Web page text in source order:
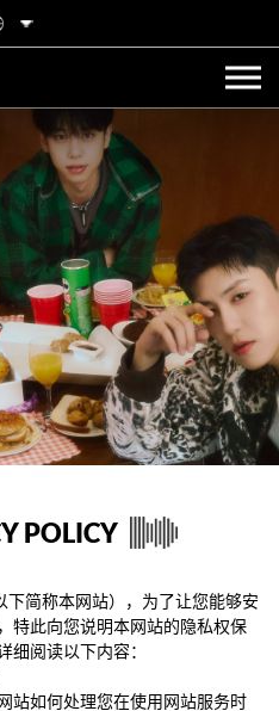
POLICY
下简称本网站），为了让您能够安
特此向您说明本网站的隐私权保
细阅读以下内容：
站如何处理您在使用网站服务时